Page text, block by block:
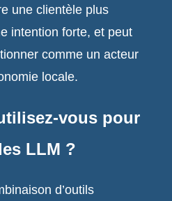
une clientèle plus
intention forte, et peut
comme un acteur
locale.
vous pour
LLM ?
d’outils